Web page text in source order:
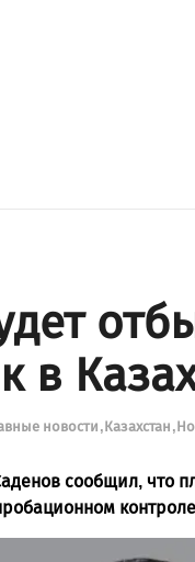
в
новости Казахстан
сообщил, что